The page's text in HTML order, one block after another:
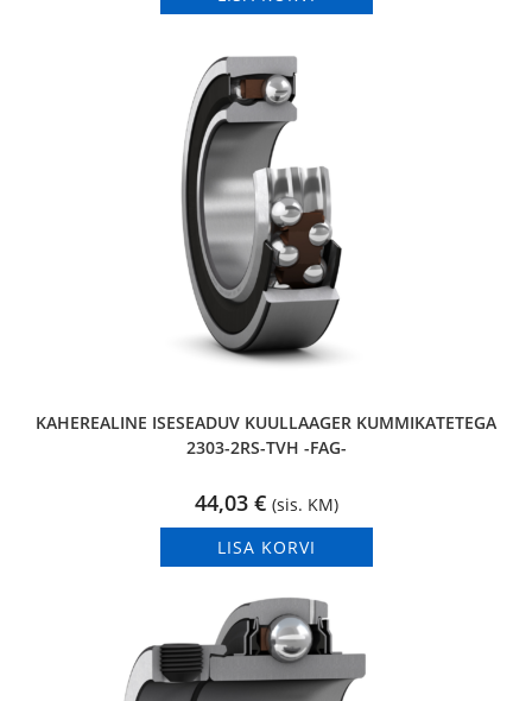
KAHEREALINE ISESEADUV KUULLAAGER KUMMIKATETEGA
2303-2RS-TVH -FAG-
44,03 € (sis. KM)
LISA KORVI